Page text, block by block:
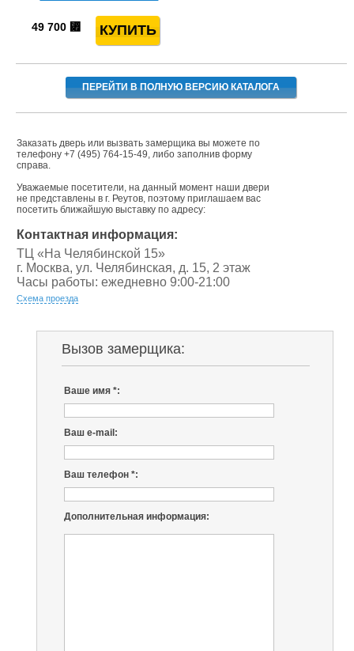
49 700 ⃏
ПЕРЕЙТИ В ПОЛНУЮ ВЕРСИЮ КАТАЛОГА
Заказать дверь или вызвать замерщика вы можете по
телефону+7 (495) 764-15-49, либо заполнив форму
справа.
Уважаемые посетители, на данный момент наши двери
не представлены в г. Реутов, поэтому приглашаем вас
посетить ближайшую выставку по адресу:
Контактная информация:
ТЦ «На Челябинской 15»
г. Москва, ул. Челябинская, д. 15, 2 этаж
Часы работы: ежедневно 9:00-21:00
Схема проезда
Вызов замерщика:
Ваше имя *:
Ваш e-mail:
Ваш телефон *:
Дополнительная информация: